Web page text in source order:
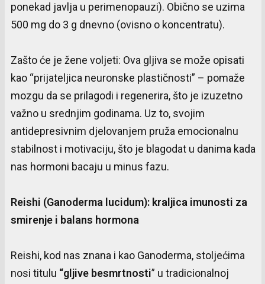
ponekad javlja u perimenopauzi). Obično se uzima
500 mg do 3 g dnevno (ovisno o koncentratu).
Zašto će je žene voljeti: Ova gljiva se može opisati
kao “prijateljica neuronske plastičnosti” – pomaže
mozgu da se prilagodi i regenerira, što je izuzetno
važno u srednjim godinama. Uz to, svojim
antidepresivnim djelovanjem pruža emocionalnu
stabilnost i motivaciju, što je blagodat u danima kada
nas hormoni bacaju u minus fazu.
Reishi (Ganoderma lucidum): kraljica imunosti za
smirenje i balans hormona
Reishi, kod nas znana i kao Ganoderma, stoljećima
nosi titulu “gljive besmrtnosti” u tradicionalnoj